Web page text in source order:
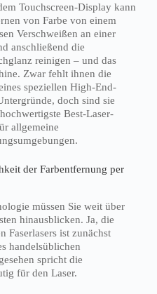
Touchscreen-Display kann
von Farbe von einem
Verschweißen an einer
anschließend die
reinigen – und das
Zwar fehlt ihnen die
speziellen High-End-
doch sind sie
Best-Laser-
allgemeine
der Farbentfernung per
müssen Sie weit über
hinausblicken. Ja, die
Faserlasers ist zunächst
handelsüblichen
spricht die
für den Laser.